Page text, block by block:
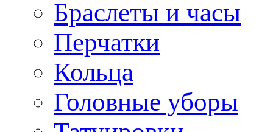
Браслеты и часы
Перчатки
Кольца
Головные уборы